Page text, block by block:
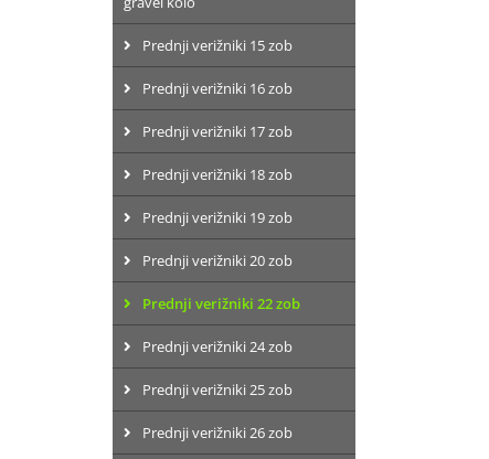
Prednji verižniki 15 zob
Prednji verižniki 16 zob
Prednji verižniki 17 zob
Prednji verižniki 18 zob
Prednji verižniki 19 zob
Prednji verižniki 20 zob
Prednji verižniki 22 zob
Prednji verižniki 24 zob
Prednji verižniki 25 zob
Prednji verižniki 26 zob